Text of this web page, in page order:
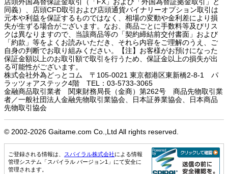
同義）、店頭CFD取引および店頭通貨バイナリーオプション取引は
元本や利益を保証するものではなく、相場の変動や金利差により損
失が生ずる場合がございます。なお、商品ごとに手数料等及びリス
クは異なりますので、当該商品等の「契約締結前交付書面」および
「約款」等をよくお読みいただき、それら内容をご理解のうえ、ご
自身の判断でお取り組みください。【注】お客様がお預けになった
保証金額以上のお取引額で取引を行うため、保証金以上の損失が出
る可能性がございます。
株式会社外為どっとコム 〒105-0021 東京都港区東新橋2-8-1 パ
ラッツォアステック4階 TEL：03-5733-3065
金融商品取引業者 関東財務局長（金商）第262号 商品先物取引業
者／一般社団法人金融先物取引業協会、日本証券業協会、日本商品
先物取引協会
© 2002-2026 Gaitame.com Co.,Ltd All rights reserved.
ご登録される情報は、 スパイラル株式会社による情報
管理システム「スパイラル バージョン1」にて安全に
管理されます。